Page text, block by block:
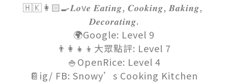
🇭🇰👩🏻‍🍳𝑳𝒐v𝒆 𝑬𝒂𝒕𝒊𝒏𝒈, 𝑪𝒐𝒐𝒌𝒊𝒏𝒈, 𝑩𝒂𝒌𝒊𝒏𝒈,
𝑫𝒆𝒄𝒐𝒓𝒂𝒕𝒊𝒏𝒈.
🌍Google: Level 9
👨‍👩‍👧‍👦大眾點評: Level 7
🍚OpenRice: Level 4
📔ig/ FB: Snowy’s Cooking Kitchen